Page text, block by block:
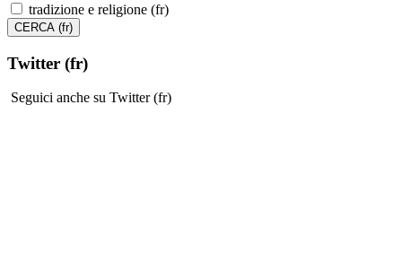
tradizione e religione (fr)
Twitter (fr)
Seguici anche su Twitter (fr)